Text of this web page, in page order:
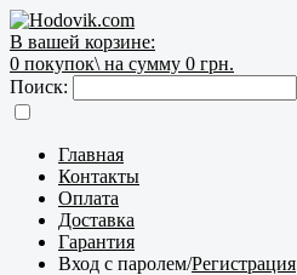
В вашей корзине:
0 покупок\ на сумму 0 грн.
Поиск:
Главная
Контакты
Оплата
Доставка
Гарантия
Вход с паролем/Регистрация